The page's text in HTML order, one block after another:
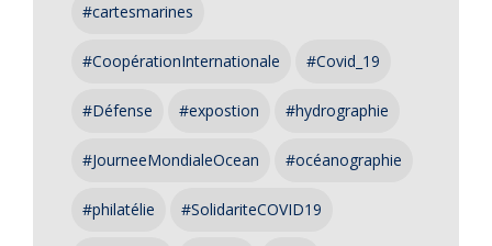
#cartesmarines
#CoopérationInternationale #Covid_19
#Défense #expostion #hydrographie
#JourneeMondialeOcean #océanographie
#philatélie #SolidariteCOVID19